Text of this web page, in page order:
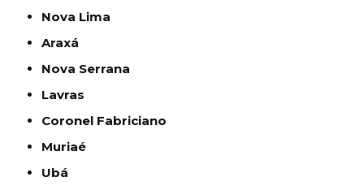
Nova Lima
Araxá
Nova Serrana
Lavras
Coronel Fabriciano
Muriaé
Ubá